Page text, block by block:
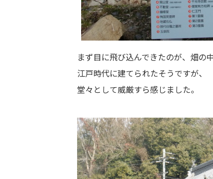
まず目に飛び込んできたのが、畑の
江戸時代に建てられたそうですが、
堂々として威厳すら感じました。